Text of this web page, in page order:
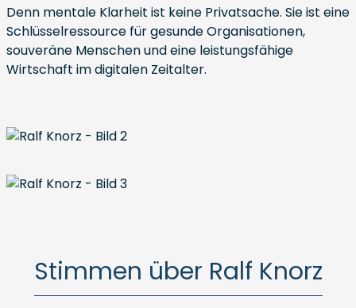
Denn mentale Klarheit ist keine Privatsache. Sie ist eine
Schlüsselressource für gesunde Organisationen,
souveräne Menschen und eine leistungsfähige
Wirtschaft im digitalen Zeitalter.
Stimmen über Ralf Knorz